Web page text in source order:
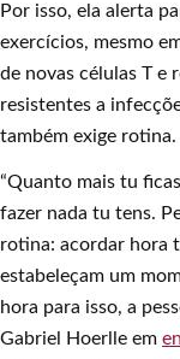
Por isso, ela alerta
exercícios, mesmo
de novas células T e
resistentes a
também exige rotina.
“Quanto mais tu
fazer nada tu tens.
rotina: acordar hora
estabeleçam um
hora para isso, a
Gabriel Hoerlle em